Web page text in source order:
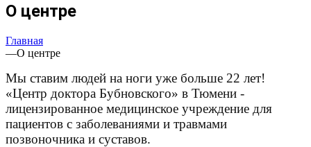
О центре
Главная
—О центре
Мы ставим людей на ноги уже больше 22 лет!
«Центр доктора Бубновского» в Тюмени -
лицензированное медицинское учреждение для
пациентов с заболеваниями и травмами
позвоночника и суставов.